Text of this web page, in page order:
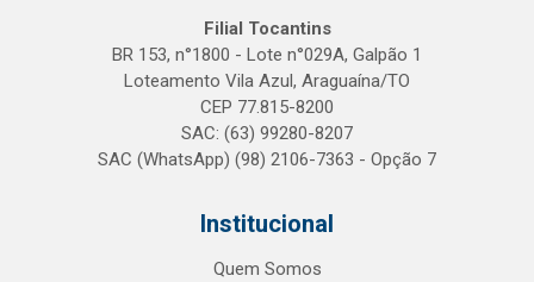
Filial Tocantins
BR 153, n°1800 - Lote n°029A, Galpão 1
Loteamento Vila Azul, Araguaína/TO
CEP 77.815-8200
SAC: (63) 99280-8207
SAC (WhatsApp) (98) 2106-7363 - Opção 7
Institucional
Quem Somos